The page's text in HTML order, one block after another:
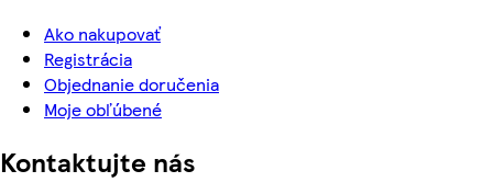
Ako nakupovať
Registrácia
Objednanie doručenia
Moje obľúbené
Kontaktujte nás